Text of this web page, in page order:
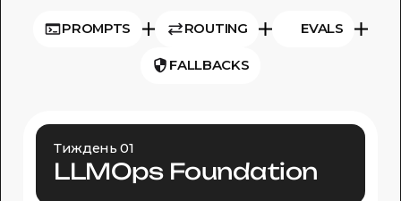
PROMPTS ROUTING EVALS
FALLBACKS
Тиждень 01
LLMOps Foundation